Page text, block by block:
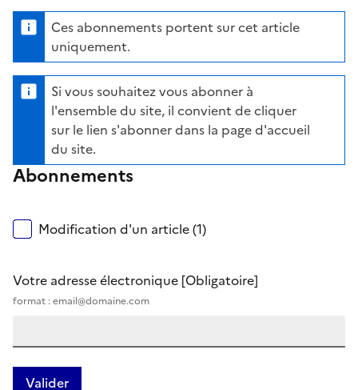
Ces abonnements portent sur cet article
uniquement.
Si vous souhaitez vous abonner à
l'ensemble du site, il convient de cliquer
sur le lien s'abonner dans la page d'accueil
du site.
Abonnements
Modification d'un article (1)
Votre adresse électronique [Obligatoire]
format : email@domaine.com